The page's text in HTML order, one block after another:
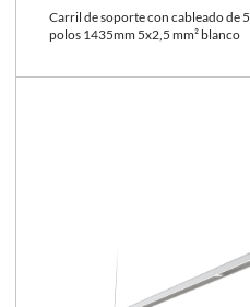
Carril de soporte con cableado de 5
polos 1435mm 5x2,5 mm² blanco